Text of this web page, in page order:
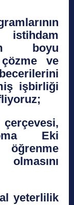
boyu
ve
işbirliği
Eki
yeterlilik